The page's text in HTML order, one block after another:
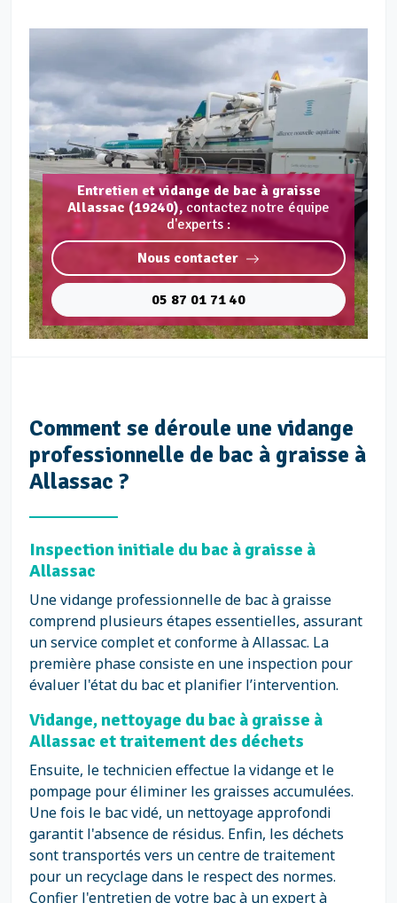
Entretien et vidange de bac à graisse
Allassac (19240), contactez notre équipe
d'experts :
Nous contacter
05 87 01 71 40
Comment se déroule une vidange
professionnelle de bac à graisse à
Allassac ?
Inspection initiale du bac à graisse à
Allassac
Une vidange professionnelle de bac à graisse
comprend plusieurs étapes essentielles, assurant
un service complet et conforme à Allassac. La
première phase consiste en une inspection pour
évaluer l'état du bac et planifier l’intervention.
Vidange, nettoyage du bac à graisse à
Allassac et traitement des déchets
Ensuite, le technicien effectue la vidange et le
pompage pour éliminer les graisses accumulées.
Une fois le bac vidé, un nettoyage approfondi
garantit l'absence de résidus. Enfin, les déchets
sont transportés vers un centre de traitement
pour un recyclage dans le respect des normes.
Confier l'entretien de votre bac à un expert à